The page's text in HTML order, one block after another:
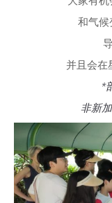
和气候
并且会在
*
非新